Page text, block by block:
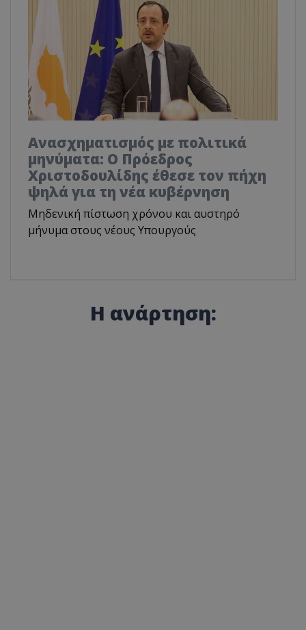
Ανασχηματισμός με πολιτικά
μηνύματα: Ο Πρόεδρος
Χριστοδουλίδης έθεσε τον πήχη
ψηλά για τη νέα κυβέρνηση
Μηδενική πίστωση χρόνου και αυστηρό
μήνυμα στους νέους Υπουργούς
Η ανάρτηση: